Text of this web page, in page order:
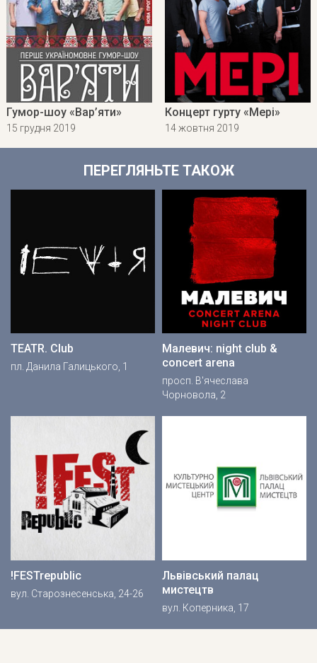
Гумор-шоу «Вар’яти»
15 грудня 2019
Концерт гурту «Мері»
14 жовтня 2019
ПЕРЕГЛЯНЬТЕ ТАКОЖ
TEATR. Club
пл. Данила Галицького, 1
Малевич: night club &
concert arena
просп. В'ячеслава
Чорновола, 2
!FESTrepublic
вул. Старознесенська, 24-26
Львівський палац
мистецтв
вул. Коперника, 17